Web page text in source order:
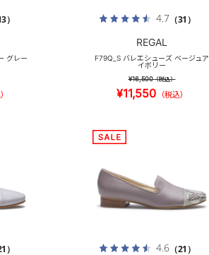
）
グレー
4.7（31）
REGAL
F79Q_S バレエシューズ ベージュア
イボリー
¥16,500（税込）
¥11,550 （税込）
） 4.6（21）